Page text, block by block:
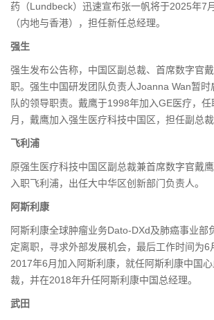
药（Lundbeck）迅速宣布张一帆将于2025年7
（内地与香港），担任新任总经理。
强生
强生发布公告称，中国区副总裁、首席数字官
职。强生中国研发团队负责人Joanna Wan暂时
队的领导职责。戴鹰于1998年加入GE医疗，
月，戴鹰加入强生医疗科技中国区，担任副总裁
飞利浦
原强生医疗科技中国区副总裁兼首席数字官戴
入职飞利浦，出任大中华区创新部门负责人。
阿斯利康
阿斯利康全球肿瘤业务Dato-DXd及肺癌事业部
定离职，寻求外部发展机会，最后工作时间为6
2017年6月加入阿斯利康，就任阿斯利康中国
裁，并在2018年升任阿斯利康中国总经理。
武田